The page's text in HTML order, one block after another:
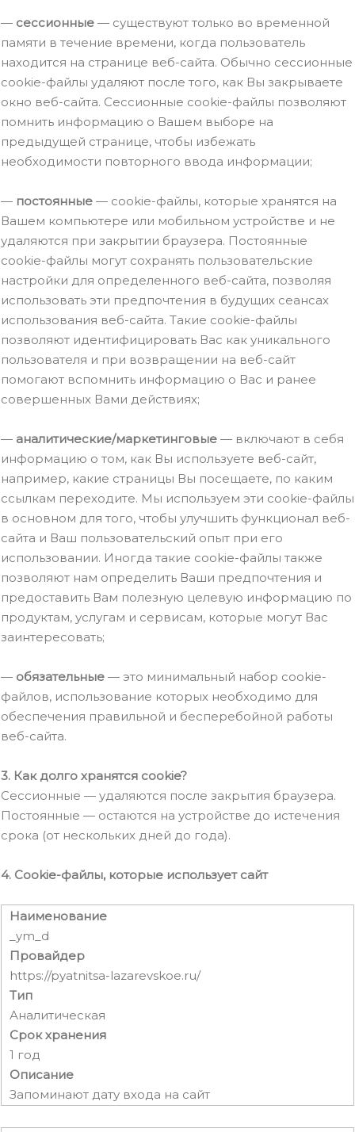
— сессионные — существуют только во временной
памяти в течение времени, когда пользователь
находится на странице веб-сайта. Обычно сессионные
сookie-файлы удаляют после того, как Вы закрываете
окно веб-сайта. Сессионные сookie-файлы позволяют
помнить информацию о Вашем выборе на
предыдущей странице, чтобы избежать
необходимости повторного ввода информации;
— постоянные — сookie-файлы, которые хранятся на
Вашем компьютере или мобильном устройстве и не
удаляются при закрытии браузера. Постоянные
сookie-файлы могут сохранять пользовательские
настройки для определенного веб-сайта, позволяя
использовать эти предпочтения в будущих сеансах
использования веб-сайта. Такие сookie-файлы
позволяют идентифицировать Вас как уникального
пользователя и при возвращении на веб-сайт
помогают вспомнить информацию о Вас и ранее
совершенных Вами действиях;
— аналитические/маркетинговые — включают в себя
информацию о том, как Вы используете веб-сайт,
например, какие страницы Вы посещаете, по каким
ссылкам переходите. Мы используем эти сookie-файлы
в основном для того, чтобы улучшить функционал веб-
сайта и Ваш пользовательский опыт при его
использовании. Иногда такие сookie-файлы также
позволяют нам определить Ваши предпочтения и
предоставить Вам полезную целевую информацию по
продуктам, услугам и сервисам, которые могут Вас
заинтересовать;
— обязательные — это минимальный набор сookie-
файлов, использование которых необходимо для
обеспечения правильной и бесперебойной работы
веб-сайта.
3. Как долго хранятся cookie?
Сессионные — удаляются после закрытия браузера.
Постоянные — остаются на устройстве до истечения
срока (от нескольких дней до года).
4. Cookie-файлы, которые использует сайт
Наименование
_ym_d
Провайдер
https://pyatnitsa-lazarevskoe.ru/
Тип
Аналитическая
Срок хранения
1 год
Описание
Запоминают дату входа на сайт